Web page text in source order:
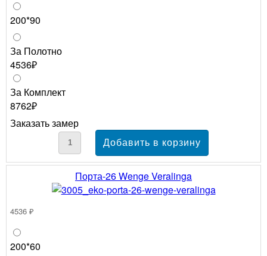
200*90
За Полотно
4536₽
За Комплект
8762₽
Заказать замер
Порта-26 Wenge Veralinga
4536 ₽
200*60